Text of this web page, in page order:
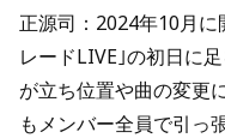
正源司：2024年10月
レードLIVE｣の初日に
が立ち位置や曲の変更
もメンバー全員で引っ